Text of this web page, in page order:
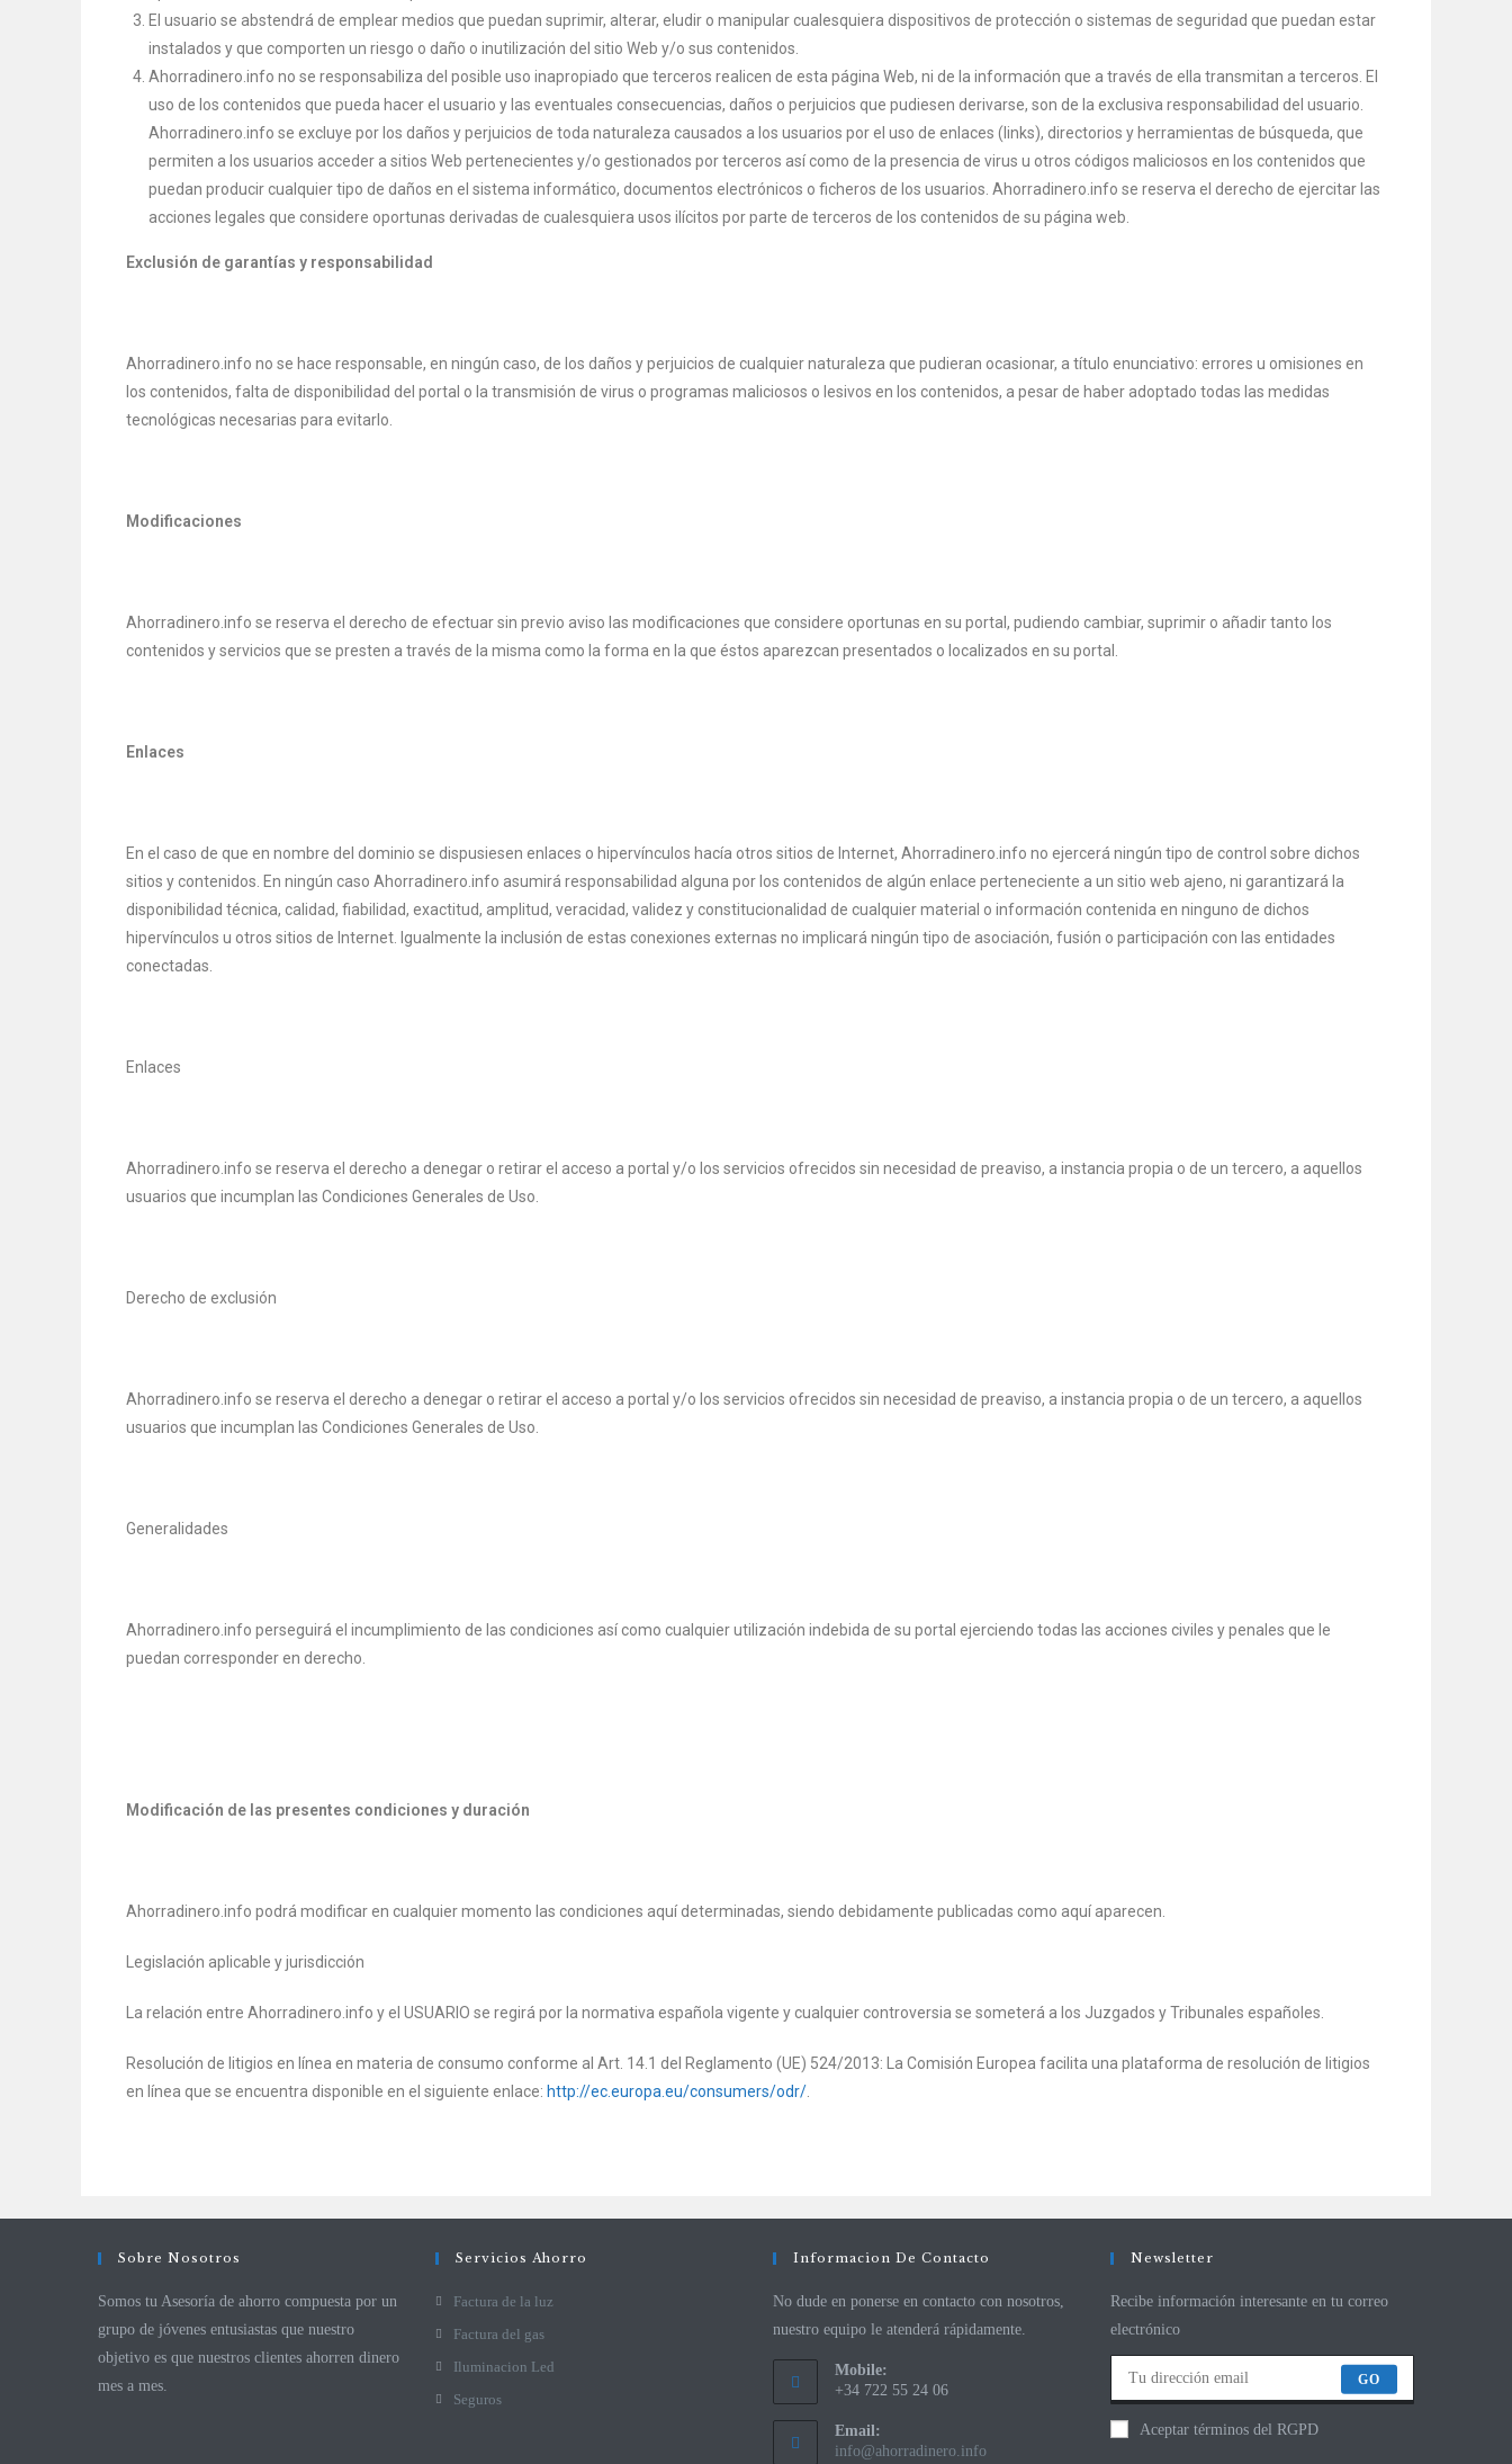
El usuario se abstendrá de emplear medios que puedan suprimir, alterar, eludir o manipular cualesquiera dispositivos de protección o sistemas de seguridad que puedan estar
instalados y que comporten un riesgo o daño o inutilización del sitio Web y/o sus contenidos.
Ahorradinero.info no se responsabiliza del posible uso inapropiado que terceros realicen de esta página Web, ni de la información que a través de ella transmitan a terceros. El
uso de los contenidos que pueda hacer el usuario y las eventuales consecuencias, daños o perjuicios que pudiesen derivarse, son de la exclusiva responsabilidad del usuario.
Ahorradinero.info se excluye por los daños y perjuicios de toda naturaleza causados a los usuarios por el uso de enlaces (links), directorios y herramientas de búsqueda, que
permiten a los usuarios acceder a sitios Web pertenecientes y/o gestionados por terceros así como de la presencia de virus u otros códigos maliciosos en los contenidos que
puedan producir cualquier tipo de daños en el sistema informático, documentos electrónicos o ficheros de los usuarios. Ahorradinero.info se reserva el derecho de ejercitar las
acciones legales que considere oportunas derivadas de cualesquiera usos ilícitos por parte de terceros de los contenidos de su página web.
Exclusión de garantías y responsabilidad
Ahorradinero.info no se hace responsable, en ningún caso, de los daños y perjuicios de cualquier naturaleza que pudieran ocasionar, a título enunciativo: errores u omisiones en
los contenidos, falta de disponibilidad del portal o la transmisión de virus o programas maliciosos o lesivos en los contenidos, a pesar de haber adoptado todas las medidas
tecnológicas necesarias para evitarlo.
Modificaciones
Ahorradinero.info se reserva el derecho de efectuar sin previo aviso las modificaciones que considere oportunas en su portal, pudiendo cambiar, suprimir o añadir tanto los
contenidos y servicios que se presten a través de la misma como la forma en la que éstos aparezcan presentados o localizados en su portal.
Enlaces
En el caso de que en nombre del dominio se dispusiesen enlaces o hipervínculos hacía otros sitios de Internet, Ahorradinero.info no ejercerá ningún tipo de control sobre dichos
sitios y contenidos. En ningún caso Ahorradinero.info asumirá responsabilidad alguna por los contenidos de algún enlace perteneciente a un sitio web ajeno, ni garantizará la
disponibilidad técnica, calidad, fiabilidad, exactitud, amplitud, veracidad, validez y constitucionalidad de cualquier material o información contenida en ninguno de dichos
hipervínculos u otros sitios de Internet. Igualmente la inclusión de estas conexiones externas no implicará ningún tipo de asociación, fusión o participación con las entidades
conectadas.
Enlaces
Ahorradinero.info se reserva el derecho a denegar o retirar el acceso a portal y/o los servicios ofrecidos sin necesidad de preaviso, a instancia propia o de un tercero, a aquellos
usuarios que incumplan las Condiciones Generales de Uso.
Derecho de exclusión
Ahorradinero.info se reserva el derecho a denegar o retirar el acceso a portal y/o los servicios ofrecidos sin necesidad de preaviso, a instancia propia o de un tercero, a aquellos
usuarios que incumplan las Condiciones Generales de Uso.
Generalidades
Ahorradinero.info perseguirá el incumplimiento de las condiciones así como cualquier utilización indebida de su portal ejerciendo todas las acciones civiles y penales que le
puedan corresponder en derecho.
Modificación de las presentes condiciones y duración
Ahorradinero.info podrá modificar en cualquier momento las condiciones aquí determinadas, siendo debidamente publicadas como aquí aparecen.
Legislación aplicable y jurisdicción
La relación entre Ahorradinero.info y el USUARIO se regirá por la normativa española vigente y cualquier controversia se someterá a los Juzgados y Tribunales españoles.
Resolución de litigios en línea en materia de consumo conforme al Art. 14.1 del Reglamento (UE) 524/2013: La Comisión Europea facilita una plataforma de resolución de litigios
en línea que se encuentra disponible en el siguiente enlace: http://ec.europa.eu/consumers/odr/
Sobre Nosotros
Somos tu Asesoría de ahorro compuesta por un
grupo de jóvenes entusiastas que nuestro
objetivo es que nuestros clientes ahorren dinero
mes a mes.
Servicios Ahorro
Factura de la luz
Factura del gas
Iluminacion Led
Seguros
Informacion De Contacto
No dude en ponerse en contacto con nosotros,
nuestro equipo le atenderá rápidamente.
Mobile:
+34 722 55 24 06
Email:
info@ahorradinero.info
Newsletter
Recibe información interesante en tu correo
electrónico
GO
Aceptar términos del RGPD